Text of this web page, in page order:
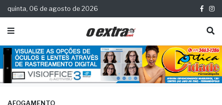
quinta, 06 de agosto de 2026
AFOGAMENTO